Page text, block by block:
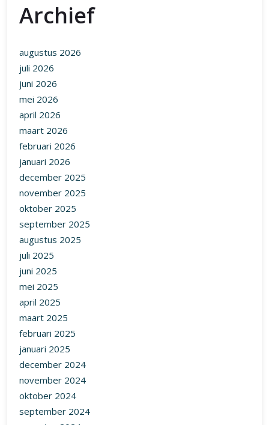
Archief
augustus 2026
juli 2026
juni 2026
mei 2026
april 2026
maart 2026
februari 2026
januari 2026
december 2025
november 2025
oktober 2025
september 2025
augustus 2025
juli 2025
juni 2025
mei 2025
april 2025
maart 2025
februari 2025
januari 2025
december 2024
november 2024
oktober 2024
september 2024